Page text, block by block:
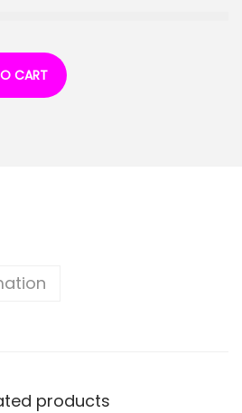
CART
products